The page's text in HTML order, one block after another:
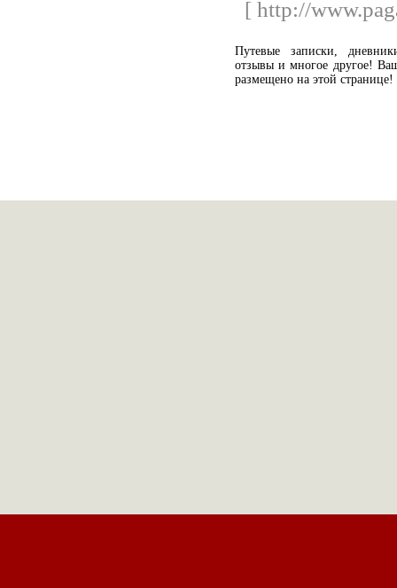
[ http://
Путевые записки,
отзывы и многое другое!
размещено на этой странице!